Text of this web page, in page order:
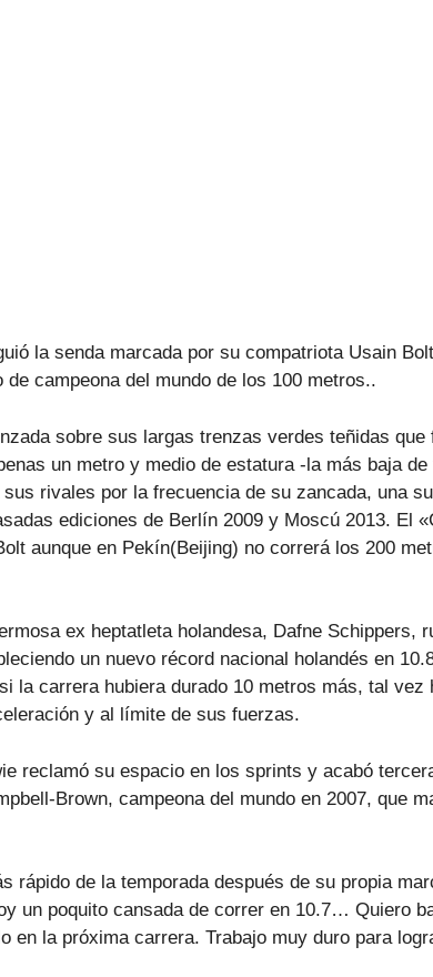
la senda marcada por su compatriota Usain
campeona del mundo de los 100 metros..
sobre sus largas trenzas verdes teñidas que
un metro y medio de estatura -la más baja
rivales por la frecuencia de su zancada, una
ediciones de Berlín 2009 y Moscú 2013. El
aunque en Pekín(Beijing) no correrá los 200
ex heptatleta holandesa, Dafne Schippers,
un nuevo récord nacional holandés en
la carrera hubiera durado 10 metros más, tal vez
y al límite de sus fuerzas.
reclamó su espacio en los sprints y acabó
Brown, campeona del mundo en 2007, que
rápido de la temporada después de su propia
un poquito cansada de correr en 10.7… Quiero
la próxima carrera. Trabajo muy duro para